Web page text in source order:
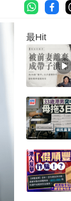
最Hit